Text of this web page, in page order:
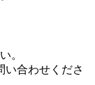
。
い合わせくださ